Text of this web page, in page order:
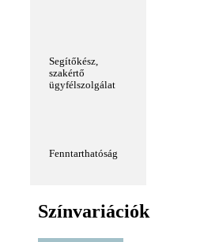
Segítőkész,
szakértő
ügyfélszolgálat
Fenntarthatóság
Színvariációk